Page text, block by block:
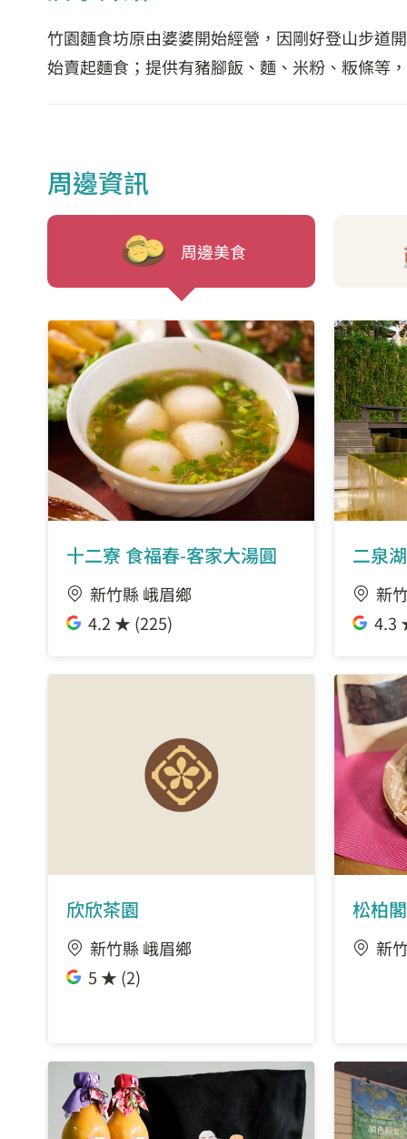
竹園麵食坊原由婆婆開始經營，因剛好登山步道
始賣起麵食；提供有豬腳飯、麵、米粉、粄條等
周邊資訊
周邊美食
十二寮 食福春-客家大湯圓
新竹縣 峨眉鄉
4.2 ★ (225)
二泉
新
4.3
欣欣茶園
新竹縣 峨眉鄉
5 ★ (2)
松柏閣
新